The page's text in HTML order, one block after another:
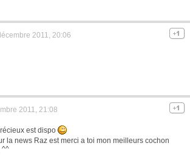
2011, 20:06
2011, 21:08
est dispo
la news Raz est merci a toi mon meilleurs cochon
^^